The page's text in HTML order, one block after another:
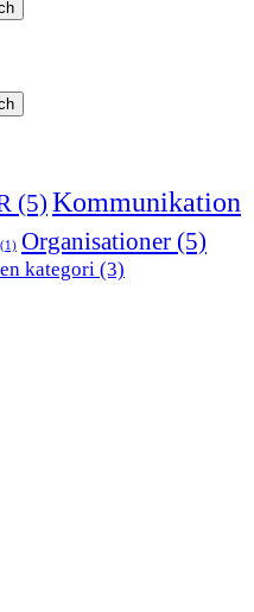
(5) Kommunikation
(1) Organisationer (5)
kategori (3)